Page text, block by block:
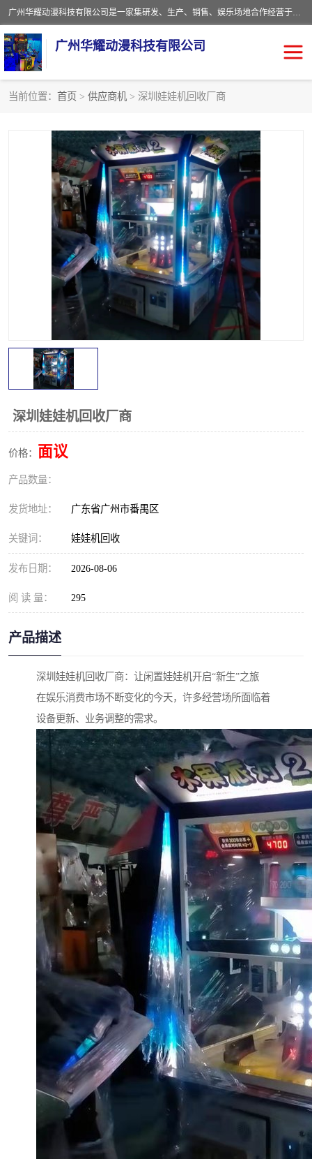
广州华耀动漫科技有限公司是一家集研发、生产、销售、娱乐场地合作经营于一体的动漫游戏公司。本公司拥有一支年轻化集研发生产到售后服务的队伍，及时地为客户提供、赚钱的产品。本公司以雄厚的实力、合理的价格、优良的服务与多家企业建立了长期的合作关系。热诚欢迎各界前来参观、考察、洽谈业务。目前公司经营的产品有：各种捕渔游戏机系列，大型模拟机系列、轮盘机系列、连线机系列、框体机系列、玛莉机系列等。
广州华耀动漫科技有限公司
当前位置： 首页 > 供应商机 > 深圳娃娃机回收厂商
深圳娃娃机回收厂商
价格： 面议
产品数量：
发货地址： 广东省广州市番禺区
关键词： 娃娃机回收
发布日期： 2026-08-06
阅 读 量： 295
产品描述
深圳娃娃机回收厂商：让闲置娃娃机开启“新生”之旅
在娱乐消费市场不断变化的今天，许多经营场所面临着
设备更新、业务调整的需求。
赛车回收 电玩城回收
模拟机回收 儿童机回收
游戏厅回收 *机回收